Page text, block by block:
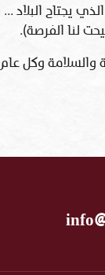
البلاد ...
لنا الفرصة).
والسلامة وكل